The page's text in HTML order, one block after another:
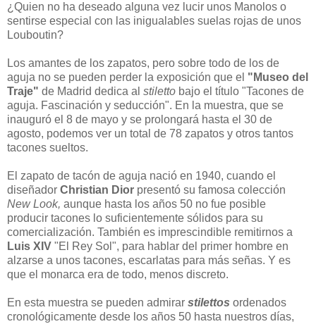
¿Quien no ha deseado alguna vez lucir unos Manolos o
sentirse especial con las inigualables suelas rojas de unos
Louboutin?
Los amantes de los zapatos, pero sobre todo de los de
aguja no se pueden perder la exposición que el "Museo del
Traje" de Madrid dedica al stiletto bajo el título "Tacones de
aguja. Fascinación y seducción". En la muestra, que se
inauguró el 8 de mayo y se prolongará hasta el 30 de
agosto, podemos ver un total de 78 zapatos y otros tantos
tacones sueltos.
El zapato de tacón de aguja nació en 1940, cuando el
diseñador Christian Dior presentó su famosa colección
New Look, aunque hasta los años 50 no fue posible
producir tacones lo suficientemente sólidos para su
comercialización. También es imprescindible remitirnos a
Luis XI V "El Rey Sol", para hablar del primer hombre en
alzarse a unos tacones, escarlatas para más señas. Y es
que el monarca era de todo, menos discreto.
En esta muestra se pueden admirar stilettos ordenados
cronológicamente desde los años 50 hasta nuestros días,